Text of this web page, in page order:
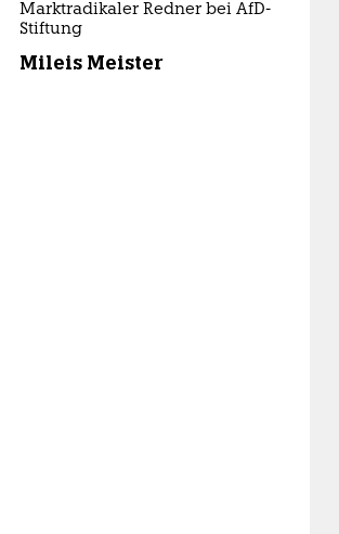
Marktradikaler Redner bei AfD-
Stiftung
Mileis Meister